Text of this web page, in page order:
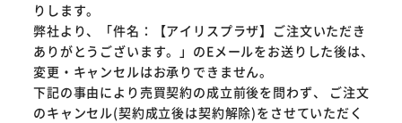
りします。
弊社より、「件名：【アイリスプラザ】ご注文いただき
ありがとうございます。」のEメールをお送りした後は、
変更・キャンセルはお承りできません。
下記の事由により売買契約の成立前後を問わず、 ご注文
のキャンセル(契約成立後は契約解除)をさせていただく